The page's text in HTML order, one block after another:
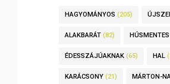
HAGYOMÁNYOS (205)
ALAKBARÁT (82) HÚSMENTES
ÉDESSZÁJÚAKNAK (65) HAL
KARÁCSONY (21) MÁRTON-